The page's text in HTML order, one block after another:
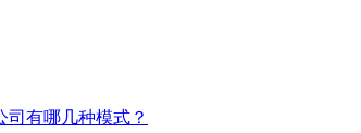
司有哪几种模式？